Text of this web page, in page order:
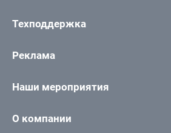
Техподдержка
Реклама
Наши мероприятия
О компании